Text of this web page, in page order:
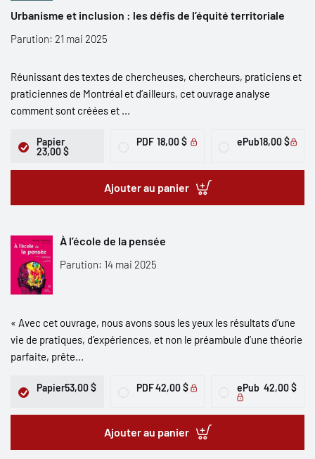
Urbanisme et inclusion : les défis de l’équité territoriale
Parution: 21 mai 2025
Réunissant des textes de chercheuses, chercheurs, praticiens et
praticiennes de Montréal et d’ailleurs, cet ouvrage analyse
comment sont créées et ...
Papier
23,00 $
PDF 18,00 $ ePub18,00 $
Ajouter au panier
À l’école de la pensée
Parution: 14 mai 2025
« Avec cet ouvrage, nous avons sous les yeux les résultats d’une
vie de pratiques, d’expériences, et non le préambule d’une théorie
parfaite, prête...
Papier53,00 $ PDF42,00 $ ePub 42,00 $
Ajouter au panier